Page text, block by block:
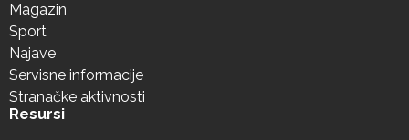
Magazin
Sport
Najave
Servisne informacije
Stranačke aktivnosti
Resursi